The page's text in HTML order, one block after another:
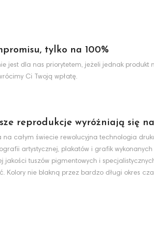
tylko na 100%
jest dla nas priorytetem, jeżeli jednak produkt
Ci Twoją wpłatę.
reprodukcje wyróżniają się
całym świecie rewolucyjna technologia
artystycznej, plakatów i grafik
jakości tuszów pigmentowych i
Kolory nie blakną przez bardzo długi okres